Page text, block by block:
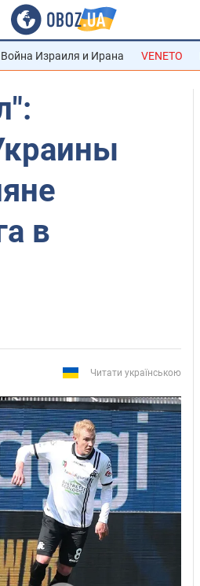
Война Израиля и Ирана VENETO
в
Читати українською